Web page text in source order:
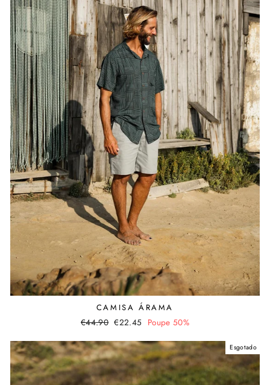
CAMISA ÁRAMA
Preço
€44.90 Valor
€22.45 Poupe 50%
Esgotado